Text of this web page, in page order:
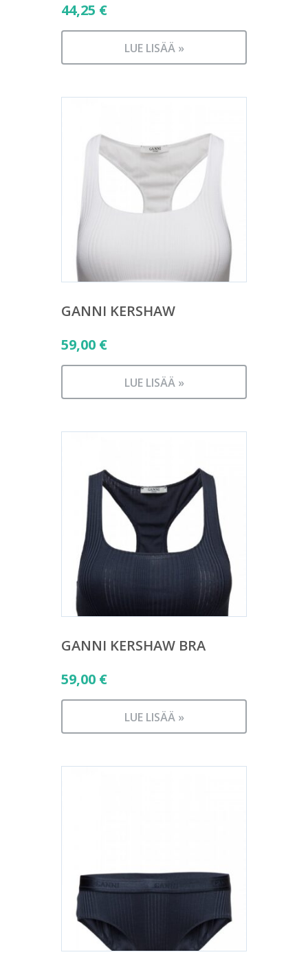
44,25 €
LUE LISÄÄ »
GANNI KERSHAW
59,00 €
LUE LISÄÄ »
GANNI KERSHAW BRA
59,00 €
LUE LISÄÄ »